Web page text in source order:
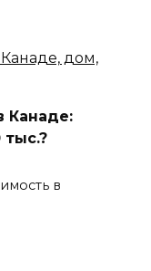
Канаде:
в